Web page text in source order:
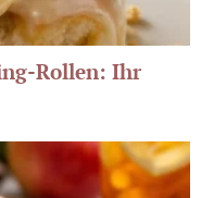
Rollen: Ihr